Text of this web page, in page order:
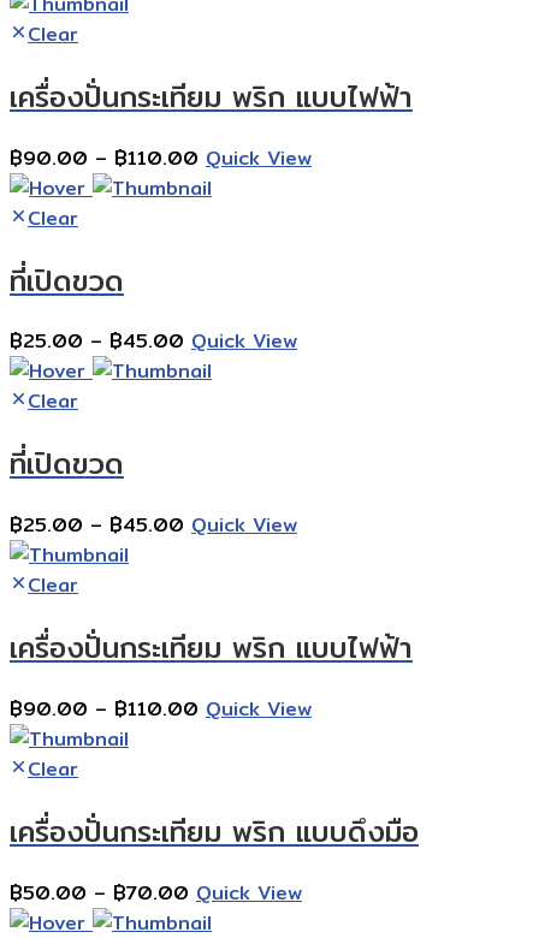
฿75.00
Clear
เครื่องปั่นกระเทียม พริก แบบไฟฟ้า
฿90.00 – ฿110.00 Price
range:
Quick View
Clear
ที่เปิดขวด
฿25.00 – ฿45.00 Price
range:
Quick View
Clear
ที่เปิดขวด
฿25.00 – ฿45.00 Price
฿45.00
Quick View
Clear
เครื่องปั่นกระเทียม พริก แบบไฟฟ้า
฿90.00 – ฿110.00 Price
฿110.00
Quick View
Clear
เครื่องปั่นกระเทียม พริก แบบดึงมือ
฿50.00 – ฿70.00 Price
range:
Quick View